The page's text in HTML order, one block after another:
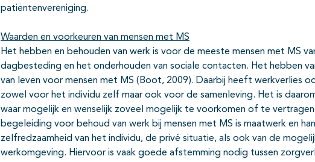
patiëntenvereniging.
Waarden en voorkeuren van mensen met MS
Het hebben en behouden van werk is voor de meeste mensen met MS
dagbesteding en het onderhouden van sociale contacten. Het hebben
van leven voor mensen met MS (Boot, 2009). Daarbij heeft werkverlies
zowel voor het individu zelf maar ook voor de samenleving. Het is
waar mogelijk en wenselijk zoveel mogelijk te voorkomen of te
begeleiding voor behoud van werk bij mensen met MS is maatwerk en
zelfredzaamheid van het individu, de privé situatie, als ook van de
werkomgeving. Hiervoor is vaak goede afstemming nodig tussen